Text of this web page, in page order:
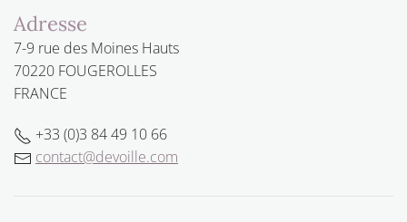
Adresse
7-9 rue des Moines Hauts
70220 FOUGEROLLES
FRANCE
+33 (0)3 84 49 10 66
contact@devoille.com